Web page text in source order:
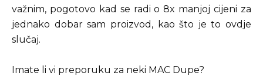
važnim, pogotovo kad se radi o 8x manjoj cijeni za
jednako dobar sam proizvod, kao što je to ovdje
slučaj.
Imate li vi preporuku za neki MAC Dupe?